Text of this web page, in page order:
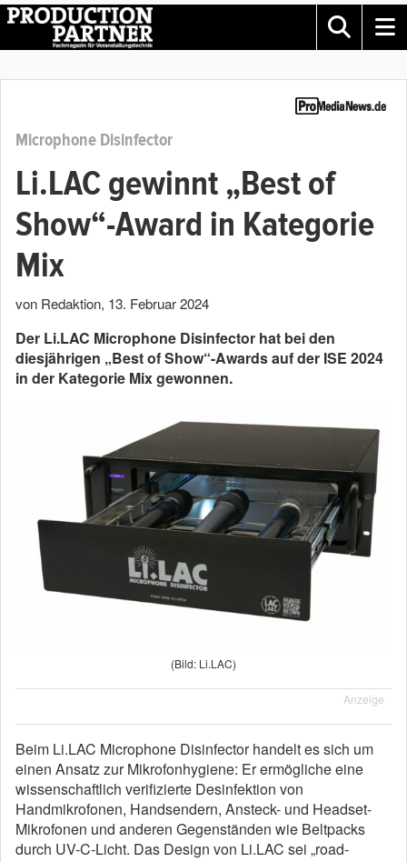
Microphone Disinfector
Li.LAC gewinnt „Best of
Show“-Award in Kategorie
Mix
von Redaktion, 13. Februar 2024
Der Li.LAC Microphone Disinfector hat bei den
diesjährigen „Best of Show“-Awards auf der ISE 2024
in der Kategorie Mix gewonnen.
(Bild: Li.LAC)
Anzeige
Beim Li.LAC Microphone Disinfector handelt es sich um
einen Ansatz zur Mikrofonhygiene: Er ermögliche eine
wissenschaftlich verifizierte Desinfektion von
Handmikrofonen, Handsendern, Ansteck- und Headset-
Mikrofonen und anderen Gegenständen wie Beltpacks
durch UV-C-Licht. Das Design von Li.LAC sei „road-